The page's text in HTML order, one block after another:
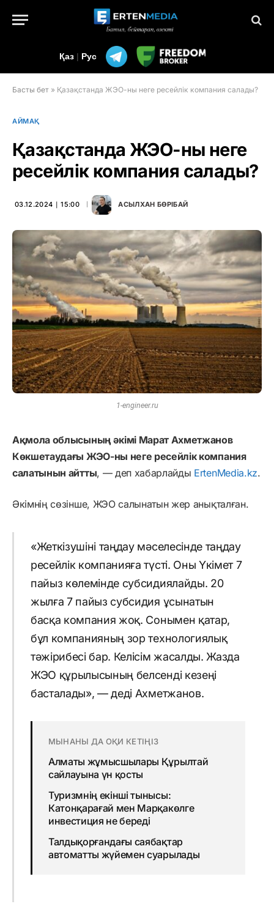
Қаз | Рус
Басты бет » Қазақстанда ЖЭО-ны неге ресейлік компания салады?
АЙМАҚ
Қазақстанда ЖЭО-ны неге
ресейлік компания салады?
03.12.2024 ∣ 15:00 АСЫЛХАН БӨРІБАЙ
1-engineer.ru
Ақмола облысының әкімі Марат Ахметжанов
Көкшетаудағы ЖЭО-ны неге ресейлік компания
салатынын айтты, — деп хабарлайды ErtenMedia.kz.
Әкімнің сөзінше, ЖЭО салынатын жер анықталған.
«Жеткізушіні таңдау мәселесінде таңдау
ресейлік компанияға түсті. Оны Үкімет 7
пайыз көлемінде субсидиялайды. 20
жылға 7 пайыз субсидия ұсынатын
басқа компания жоқ. Сонымен қатар,
бұл компанияның зор технологиялық
тәжірибесі бар. Келісім жасалды. Жазда
ЖЭО құрылысының белсенді кезеңі
басталады», — деді Ахметжанов.
МЫНАНЫ ДА ОҚИ КЕТІҢІЗ
Алматы жұмысшылары Құрылтай
сайлауына үн қосты
Туризмнің екінші тынысы:
Катонқарағай мен Марқакөлге
инвестиция не береді
Талдықорғандағы саябақтар
автоматты жүйемен суарылады